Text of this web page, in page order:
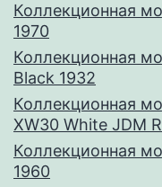
Коллекционная
1970
Коллекционная
Black 1932
Коллекционная
XW30 White JDM
Коллекционная
1960